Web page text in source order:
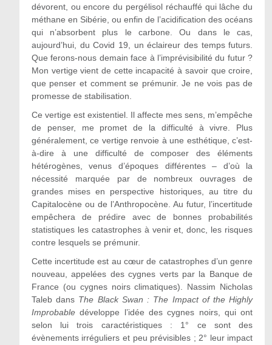
dévorent, ou encore du pergélisol réchauffé qui lâche du
méthane en Sibérie, ou enfin de l’acidification des océans
qui n’absorbent plus le carbone. Ou dans le cas,
aujourd’hui, du Covid 19, un éclaireur des temps futurs.
Que ferons-nous demain face à l’imprévisibilité du futur ?
Mon vertige vient de cette incapacité à savoir que croire,
que penser et comment se prémunir. Je ne vois pas de
promesse de stabilisation.
Ce vertige est existentiel. Il affecte mes sens, m’empêche
de penser, me promet de la difficulté à vivre. Plus
généralement, ce vertige renvoie à une esthétique, c’est-
à-dire à une difficulté de composer des éléments
hétérogènes, venus d’époques différentes – d’où la
nécessité marquée par de nombreux ouvrages de
grandes mises en perspective historiques, au titre du
Capitalocène ou de l’Anthropocène. Au futur, l’incertitude
empêchera de prédire avec de bonnes probabilités
statistiques les catastrophes à venir et, donc, les risques
contre lesquels se prémunir.
Cette incertitude est au cœur de catastrophes d’un genre
nouveau, appelées des cygnes verts par la Banque de
France (ou cygnes noirs climatiques). Nassim Nicholas
Taleb dans The Black Swan : The Impact of the Highly
Improbabledéveloppe l’idée des cygnes noirs, qui ont
selon lui trois caractéristiques : 1° ce sont des
évènements irréguliers et peu prévisibles ; 2° leur impact